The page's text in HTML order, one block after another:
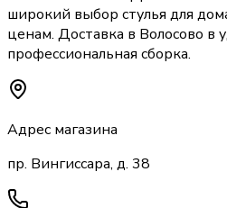
широкий выбор стулья для
ценам. Доставка в Волосово в
профессиональная сборка.
Адрес магазина
пр. Вингиссара, д. 38